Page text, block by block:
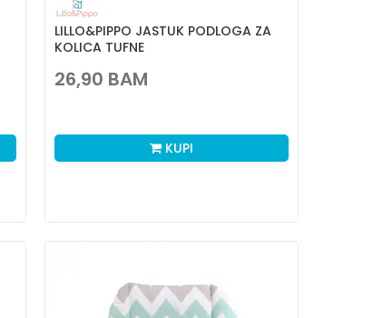
LILLO&PIPPO JASTUK PODLOGA ZA
KOLICA TUFNE
26,90 BAM
KUPI